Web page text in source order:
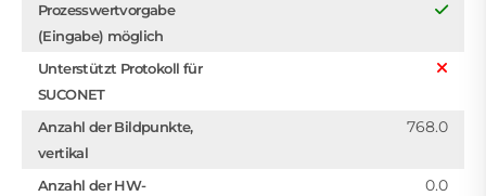
Prozesswertvorgabe
(Eingabe) möglich
Unterstützt Protokoll für
SUCONET
Anzahl der Bildpunkte,
vertikal
768.0
Anzahl der HW-
0.0